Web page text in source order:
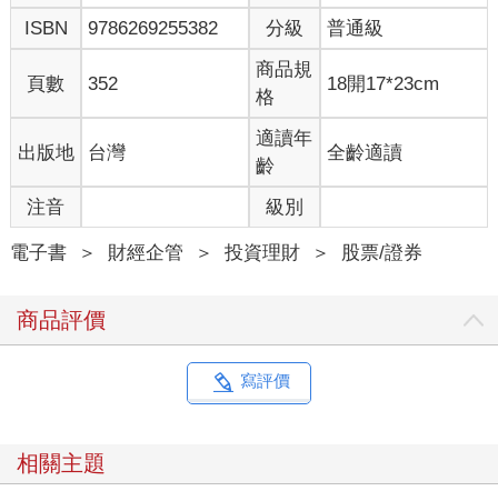
反應是：「怎麼這麼貴？」但若店員告訴你，這是東京米其林甜
點師傅親手設計、每日限量十份、使用最高等級的食材，你可能
會覺得這 300 元是「值得的」。股票也是如此。當你看到 Apple
一股 150 美元，或看到 Nvidia 一股上千美元，你可能直覺反應是
「太貴了」。但真正的問題不是「價格多少」，而是「這家公司
關鍵觀念：價格 ≠ 價值
價格，是市場當下的標籤。價值，是公司未來能為你創造多少成
果。很多人誤以為股價高就是「被高估」，低就是「便宜」。
事實上，股價常常會因為題材炒作、籌碼擠壓、市場情緒而偏離
價值。成熟投資人不會只看價格，而是會問自己：「這家公司，
投資股票，不只是「它漲了沒」，更是要判斷「它值不值這個
價」。以下三種估值方法，是投資人最常用的工具：
1. 本益比（Price-Earnings Ratio ,簡稱PE Ratio）
最常見也最直觀。公式是：PE = 股價 ÷ 每股盈餘（EPS）。PE
2. 本益成長比（Price/Earnings to Growth,簡稱PEG）
ISBN 9786269255382 分級 普通級
頁數 352
商品規
格
18開17*23cm
出版地 台灣
適讀年
齡
全齡適讀
注音 級別
電子書 ＞ 財經企管 ＞ 投資理財 ＞ 股票/證券
商品評價
寫評價
相關主題